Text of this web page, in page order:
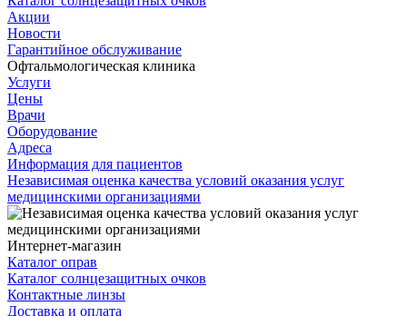
Акции
Новости
Гарантийное обслуживание
Офтальмологическая клиника
Услуги
Цены
Врачи
Оборудование
Адреса
Информация для пациентов
Независимая оценка качества условий оказания услуг
медицинскими организациями
Интернет-магазин
Каталог оправ
Каталог солнцезащитных очков
Контактные линзы
Доставка и оплата